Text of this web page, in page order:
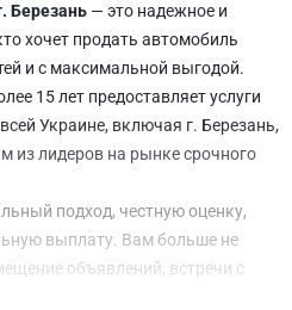
Березань — это надежное и
хочет продать автомобиль
и с максимальной выгодой.
15 лет предоставляет услуги
Украине, включая г. Березань,
из лидеров на рынке срочного
подход, честную оценку,
выплату. Вам больше не
объявлений, встречи с